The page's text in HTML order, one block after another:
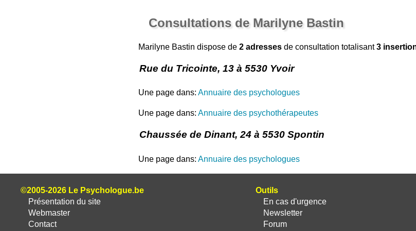
Consultations de Marilyne Bastin
Marilyne Bastin dispose de 2 adressesde consultation totalisant3
Rue du Tricointe, 13 à 5530 Yvoir
Une page dans: Annuaire des psychologues
Une page dans: Annuaire des psychothérapeutes
Chaussée de Dinant, 24 à 5530 Spontin
Une page dans: Annuaire des psychologues
©2005-2026 Le Psychologue.be
Présentation du site
Webmaster
Contact
Outils
En cas d'urgence
Newsletter
Forum